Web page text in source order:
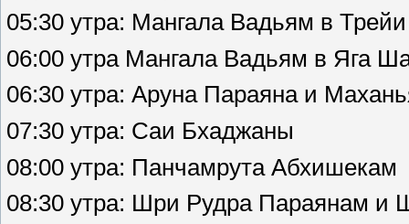
05:30 утра: Мангала Вадьям в
06:00 утра Мангала Вадьям в Яга
06:30 утра: Аруна Параяна и
07:30 утра: Саи Бхаджаны
08:00 утра: Панчамрута Абхишекам
08:30 утра: Шри Рудра Параянам и